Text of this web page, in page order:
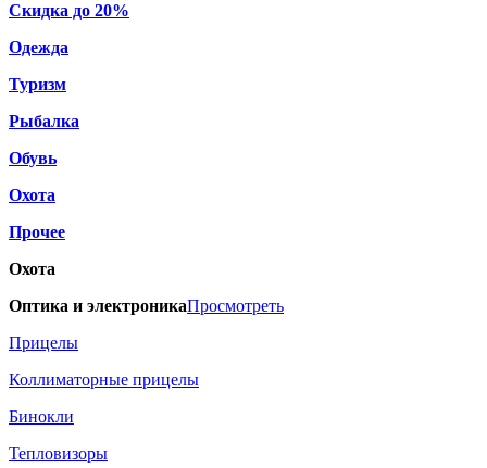
Скидка до 20%
Одежда
Туризм
Рыбалка
Обувь
Охота
Прочее
Охота
Оптика и электроникаПросмотреть
Прицелы
Коллиматорные прицелы
Бинокли
Тепловизоры